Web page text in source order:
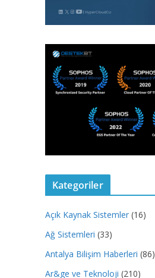
Kategoriler
Açık Kaynak Sistemler (16)
Ağ Sistemleri (33)
Antalya Bilişim Haberleri (86)
Ar&ge ve Teknoloji (210)